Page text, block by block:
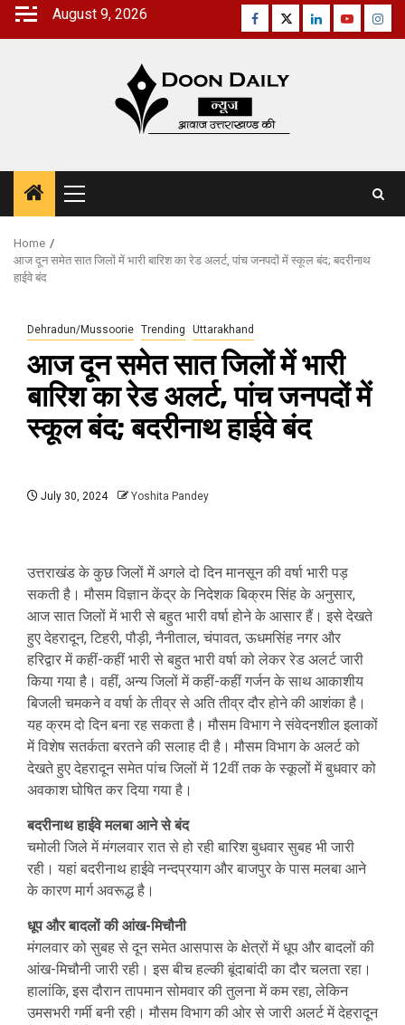
Skip
August 9, 2026 Facebook
TwitterLinkedinYoutube
Primary
Menu
Home
आज दून समेत सात जिलों में भारी बारिश का रेड अलर्ट, पांच जनपदों में स्‍कूल बंद; बदरीनाथ
हाईवे बंद
Dehradun/Mussoorie Trending Uttarakhand
आज दून समेत सात जिलों में भारी
बारिश का रेड अलर्ट, पांच जनपदों में
स्‍कूल बंद; बदरीनाथ हाईवे बंद
July 30, 2024 Yoshita Pandey
उत्तराखंड के कुछ जिलों में अगले दो दिन मानसून की वर्षा भारी पड़
सकती है। मौसम विज्ञान केंद्र के निदेशक बिक्रम सिंह के अनुसार,
आज सात जिलों में भारी से बहुत भारी वर्षा होने के आसार हैं। इसे देखते
हुए देहरादून, टिहरी, पौड़ी, नैनीताल, चंपावत, ऊधमसिंह नगर और
हरिद्वार में कहीं-कहीं भारी से बहुत भारी वर्षा को लेकर रेड अलर्ट जारी
किया गया है। वहीं, अन्य जिलों में कहीं-कहीं गर्जन के साथ आकाशीय
बिजली चमकने व वर्षा के तीव्र से अति तीव्र दौर होने की आशंका है।
यह क्रम दो दिन बना रह सकता है। मौसम विभाग ने संवेदनशील इलाकों
में विशेष सतर्कता बरतने की सलाह दी है। मौसम विभाग के अलर्ट को
देखते हुए देहरादून समेत पांच जिलों में 12वीं तक के स्कूलों में बुधवार को
अवकाश घोषित कर दिया गया है।
बदरीनाथ हाईवे मलबा आने से बंद
चमोली जिले में मंगलवार रात से हो रही बारिश बुधवार सुबह भी जारी
रही। यहां बदरीनाथ हाईवे नन्दप्रयाग और बाजपुर के पास मलबा आने
के कारण मार्ग अवरूद्ध है।
धूप और बादलों की आंख-मिचौनी
मंगलवार को सुबह से दून समेत आसपास के क्षेत्रों में धूप और बादलों की
आंख-मिचौनी जारी रही। इस बीच हल्की बूंदाबांदी का दौर चलता रहा।
हालांकि, इस दौरान तापमान सोमवार की तुलना में कम रहा, लेकिन
उमसभरी गर्मी बनी रही। मौसम विभाग की ओर से जारी अलर्ट में देहरादून